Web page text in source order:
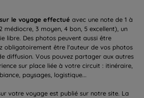
le voyage effectuéavec une note de 1 à
médiocre, 3 moyen, 4 bon, 5 excellent), un
libre. Des photos peuvent aussi être
obligatoirement être l'auteur de vos photos
diffusion. Vous pouvez partager aux autres
sur place liée à votre circuit : itinéraire,
paysages, logistique...
votre voyage est publié sur notre site. La